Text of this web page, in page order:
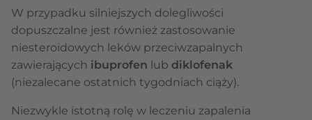
W przypadku silniejszych dolegliwości
dopuszczalne jest również zastosowanie
niesteroidowych leków przeciwzapalnych
zawierających ibuprofen lub diklofenak
(niezalecane ostatnich tygodniach ciąży).
Niezwykle istotną rolę w leczeniu zapalenia